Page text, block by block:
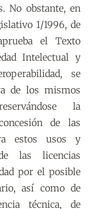
No obstante, en
1/1996, de
el Texto
Intelectual y
se
de los mismos
la
de las
estos usos y
las licencias
por el posible
así como de
técnica, de